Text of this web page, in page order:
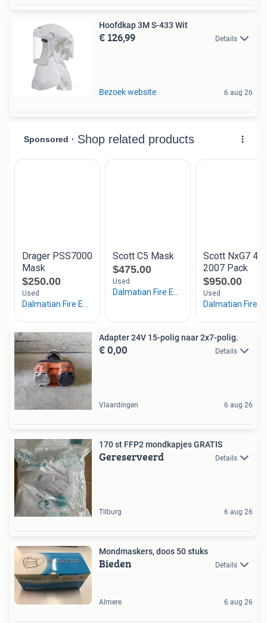
Hoofdkap 3M S-433 Wit
€ 126,99 Details
Bezoek website 6 aug 26
Adapter 24V 15-polig naar 2x7-polig.
€ 0,00 Details
Vlaardingen 6 aug 26
170 st FFP2 mondkapjes GRATIS
Gereserveerd Details
Tilburg 6 aug 26
Mondmaskers, doos 50 stuks
Bieden Details
Almere 6 aug 26